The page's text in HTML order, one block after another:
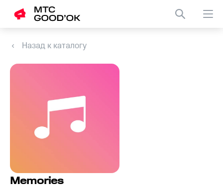
Назад к каталогу
Memories